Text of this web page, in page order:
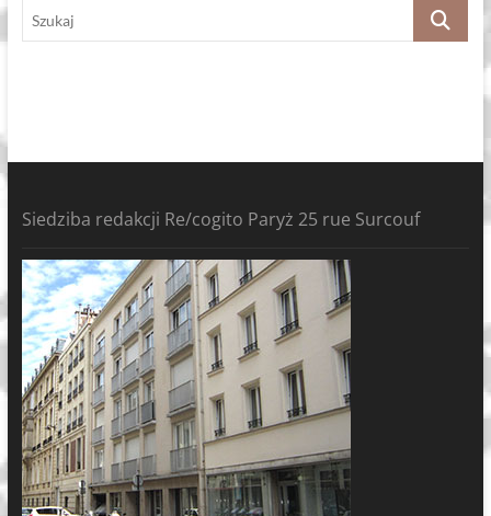
Szukaj
Siedziba redakcji Re/cogito Paryż 25 rue Surcouf